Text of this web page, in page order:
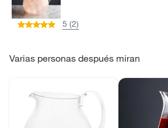
o
5 (2)
Varias personas después miran